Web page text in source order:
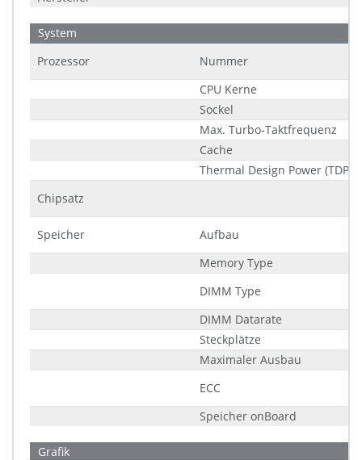
System
Prozessor
Nummer
CPU Kerne
Sockel
Max. Turbo-Taktfrequenz
Cache
Thermal Design Power (TDP)
Chipsatz
Speicher
Aufbau
Memory Type
DIMM Type
DIMM Datarate
Steckplätze
Maximaler Ausbau
ECC
Speicher onBoard
Grafik